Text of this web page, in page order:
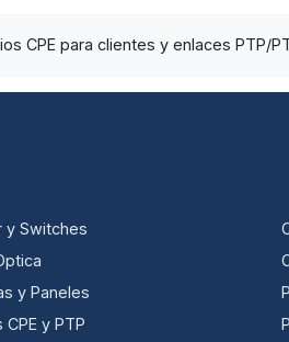
CPE para clientes y enlaces PTP/
y Switches
y Paneles
CPE y PTP